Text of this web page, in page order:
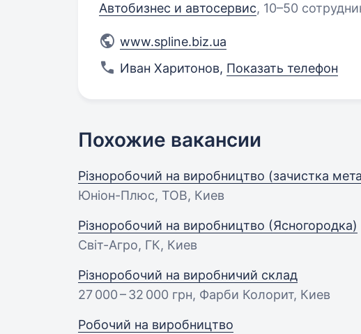
Автобизнес и автосервис, 10–50
www.spline.biz.ua
Иван Харитонов, Показать телефон
Похожие вакансии
Різноробочий на виробництво (зачистка
Юніон-Плюс, ТОВ, Киев
Різноробочий на виробництво (Ясногородка)
Світ-Агро, ГК, Киев
Різноробочий на виробничий склад
27 000 – 32 000 грн, Фарби Колорит, Киев
Робочий на виробництво